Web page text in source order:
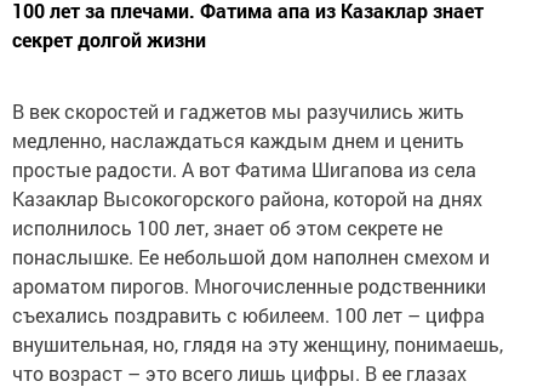
100 лет за плечами. Фатима апа из Казаклар знает
секрет долгой жизни
В век скоростей и гаджетов мы разучились жить
медленно, наслаждаться каждым днем и ценить
простые радости. А вот Фатима Шигапова из села
Казаклар Высокогорского района, которой на днях
исполнилось 100 лет, знает об этом секрете не
понаслышке. Ее небольшой дом наполнен смехом и
ароматом пирогов. Многочисленные родственники
съехались поздравить с юбилеем. 100 лет – цифра
внушительная, но, глядя на эту женщину, понимаешь,
что возраст – это всего лишь цифры. В ее глазах